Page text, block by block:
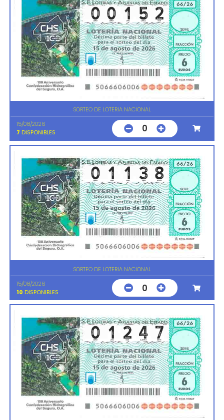
SORTEO DE LOTERIA NACIONAL
15/08/2026
7 DISPONIBLES 0
SORTEO DE LOTERIA NACIONAL
15/08/2026
10 DISPONIBLES 0